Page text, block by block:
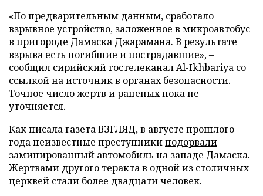
«По предварительным данным, сработало
взрывное устройство, заложенное в микроавтобус
в пригороде Дамаска Джарамана. В результате
взрыва есть погибшие и пострадавшие», –
сообщил сирийский гостелеканал Al-Ikhbariya со
ссылкой на источник в органах безопасности.
Точное число жертв и раненых пока не
уточняется.
Как писала газета ВЗГЛЯД, в августе прошлого
года неизвестные преступникиподорвали
заминированный автомобиль на западе Дамаска.
Жертвами другого теракта в одной из столичных
церквей стали более двадцати человек.